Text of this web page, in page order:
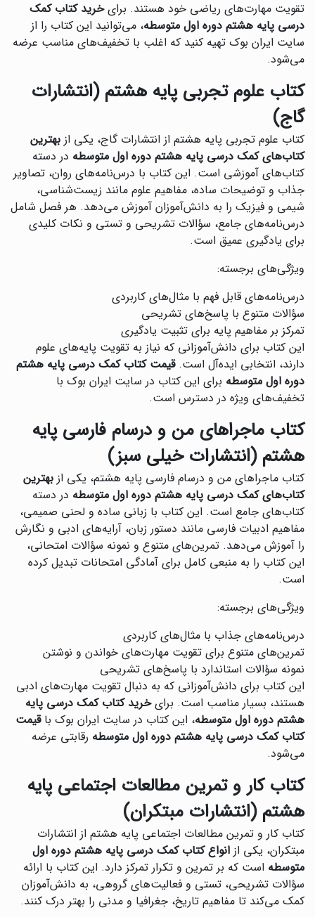
تقویت مهارت‌های ریاضی خود هستند. برایخرید کتاب کمک
درسی پایه هشتم دوره اول متوسطه، می‌توانید این کتاب را از
سایت ایران بوک تهیه کنید که اغلب با تخفیف‌های مناسب عرضه
می‌شود.
کتاب علوم تجربی پایه هشتم (انتشارات
گاج)
کتاب علوم تجربی پایه هشتم از انتشارات گاج، یکی از بهترین
کتاب‌های کمک درسی پایه هشتم دوره اول متوسطه در دسته
کتاب‌های آموزشی است. این کتاب با درس‌نامه‌های روان، تصاویر
جذاب و توضیحات ساده، مفاهیم علوم مانند زیست‌شناسی،
شیمی و فیزیک را به دانش‌آموزان آموزش می‌دهد. هر فصل شامل
درس‌نامه‌های جامع، سؤالات تشریحی و تستی و نکات کلیدی
برای یادگیری عمیق است.
ویژگی‌های برجسته:
درس‌نامه‌های قابل فهم با مثال‌های کاربردی
سؤالات متنوع با پاسخ‌های تشریحی
تمرکز بر مفاهیم پایه برای تثبیت یادگیری
این کتاب برای دانش‌آموزانی که نیاز به تقویت پایه‌های علوم
دارند، انتخابی ایده‌آل است.قیمت کتاب کمک درسی پایه هشتم
دوره اول متوسطه برای این کتاب در سایت ایران بوک با
تخفیف‌های ویژه در دسترس است.
کتاب ماجراهای من و درسام فارسی پایه
هشتم (انتشارات خیلی سبز)
کتاب ماجراهای من و درسام فارسی پایه هشتم، یکی از بهترین
کتاب‌های کمک درسی پایه هشتم دوره اول متوسطه در دسته
کتاب‌های جامع است. این کتاب با زبانی ساده و لحنی صمیمی،
مفاهیم ادبیات فارسی مانند دستور زبان، آرایه‌های ادبی و نگارش
را آموزش می‌دهد. تمرین‌های متنوع و نمونه سؤالات امتحانی،
این کتاب را به منبعی کامل برای آمادگی امتحانات تبدیل کرده
است.
ویژگی‌های برجسته:
درس‌نامه‌های جذاب با مثال‌های کاربردی
تمرین‌های متنوع برای تقویت مهارت‌های خواندن و نوشتن
نمونه سؤالات استاندارد با پاسخ‌های تشریحی
این کتاب برای دانش‌آموزانی که به دنبال تقویت مهارت‌های ادبی
هستند، بسیار مناسب است. برایخرید کتاب کمک درسی پایه
هشتم دوره اول متوسطه، این کتاب در سایت ایران بوک باقیمت
کتاب کمک درسی پایه هشتم دوره اول متوسطه رقابتی عرضه
می‌شود.
کتاب کار و تمرین مطالعات اجتماعی پایه
هشتم (انتشارات مبتکران)
کتاب کار و تمرین مطالعات اجتماعی پایه هشتم از انتشارات
مبتکران، یکی از انواع کتاب کمک درسی پایه هشتم دوره اول
متوسطه است که بر تمرین و تکرار تمرکز دارد. این کتاب با ارائه
سؤالات تشریحی، تستی و فعالیت‌های گروهی، به دانش‌آموزان
کمک می‌کند تا مفاهیم تاریخ، جغرافیا و مدنی را بهتر درک کنند.